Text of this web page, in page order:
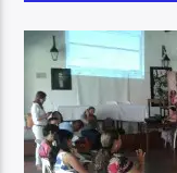
Audio